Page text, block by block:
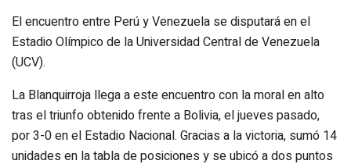
El encuentro entre Perú y Venezuela se disputará en el
Estadio Olímpico de la Universidad Central de Venezuela
(UCV).
La Blanquirroja llega a este encuentro con la moral en alto
tras el triunfo obtenido frente a Bolivia, el jueves pasado,
por 3-0 en el Estadio Nacional. Gracias a la victoria, sumó 14
unidades en la tabla de posiciones y se ubicó a dos puntos